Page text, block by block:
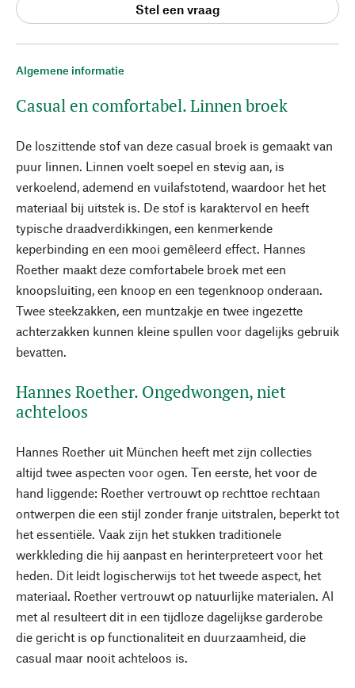
Algemene informatie
Casual en comfortabel. Linnen broek
De loszittende stof van deze casual broek is gemaakt van
puur linnen. Linnen voelt soepel en stevig aan, is
verkoelend, ademend en vuilafstotend, waardoor het het
materiaal bij uitstek is. De stof is karaktervol en heeft
typische draadverdikkingen, een kenmerkende
keperbinding en een mooi gemêleerd effect. Hannes
Roether maakt deze comfortabele broek met een
knoopsluiting, een knoop en een tegenknoop onderaan.
Twee steekzakken, een muntzakje en twee ingezette
achterzakken kunnen kleine spullen voor dagelijks gebruik
bevatten.
Hannes Roether. Ongedwongen, niet
achteloos
Hannes Roether uit München heeft met zijn collecties
altijd twee aspecten voor ogen. Ten eerste, het voor de
hand liggende: Roether vertrouwt op rechttoe rechtaan
ontwerpen die een stijl zonder franje uitstralen, beperkt tot
het essentiële. Vaak zijn het stukken traditionele
werkkleding die hij aanpast en herinterpreteert voor het
heden. Dit leidt logischerwijs tot het tweede aspect, het
materiaal. Roether vertrouwt op natuurlijke materialen. Al
met al resulteert dit in een tijdloze dagelijkse garderobe
die gericht is op functionaliteit en duurzaamheid, die
casual maar nooit achteloos is.
Stel een vraag